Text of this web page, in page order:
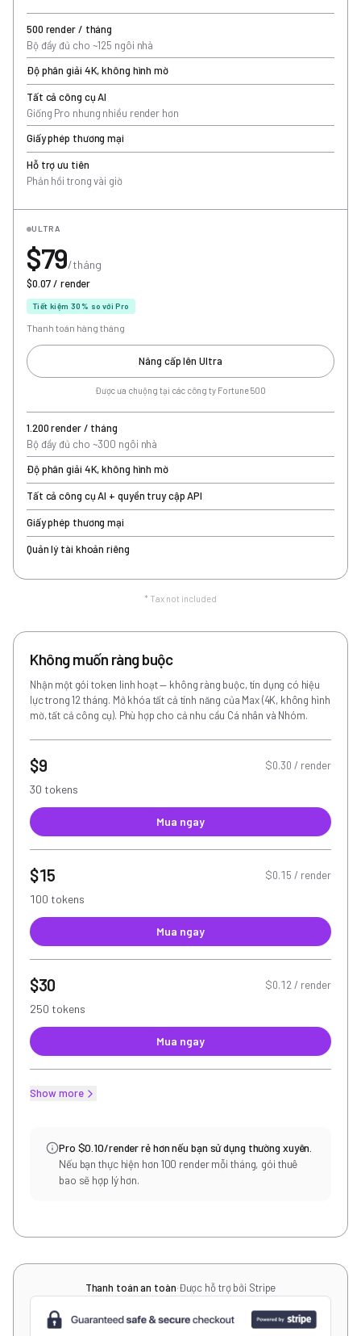
500 render / tháng
Bộ đầy đủ cho ~125 ngôi nhà
Độ phân giải 4K, không hình mờ
Tất cả công cụ AI
Giống Pro nhưng nhiều render hơn
Giấy phép thương mại
Hỗ trợ ưu tiên
Phản hồi trong vài giờ
ULTRA
$79/tháng
$0.07 / render
Tiết kiệm 30% so với Pro
Thanh toán hàng tháng
Nâng cấp lên Ultra
Được ưa chuộng tại các công ty Fortune 500
1.200 render / tháng
Bộ đầy đủ cho ~300 ngôi nhà
Độ phân giải 4K, không hình mờ
Tất cả công cụ AI + quyền truy cập API
Giấy phép thương mại
Quản lý tài khoản riêng
* Tax not included
Không muốn ràng buộc
Nhận một gói token linh hoạt — không ràng buộc, tín dụng có hiệu
lực trong 12 tháng. Mở khóa tất cả tính năng của Max (4K, không hình
mờ, tất cả công cụ). Phù hợp cho cả nhu cầu Cá nhân và Nhóm.
$9 $0.30 / render
30 tokens
Mua ngay
$15 $0.15 / render
100 tokens
Mua ngay
$30 $0.12 / render
250 tokens
Mua ngay
Show more
Pro $0.10/render rẻ hơn nếu bạn sử dụng thường xuyên.
Nếu bạn thực hiện hơn 100 render mỗi tháng, gói thuê
bao sẽ hợp lý hơn.
Thanh toán an toàn·Được hỗ trợ bởi Stripe